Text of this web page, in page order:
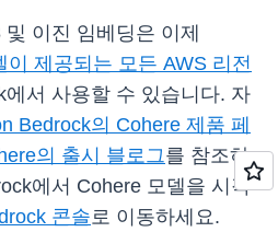
이진 임베딩은 이제
이 제공되는 모든 AWS 리전
서 사용할 수 있습니다. 자
Bedrock의 Cohere 제품 페
의 출시 블로그를 참조하
에서 Cohere 모델을 시작
콘솔로 이동하세요.